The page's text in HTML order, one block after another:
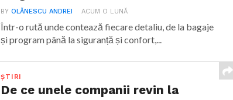
BYOLĂNESCU ANDREI ACUM O LUNĂ
Într-o rută unde contează fiecare detaliu, de la bagaje
și program până la siguranță și confort,...
ȘTIRI
De ce unele companii revin la